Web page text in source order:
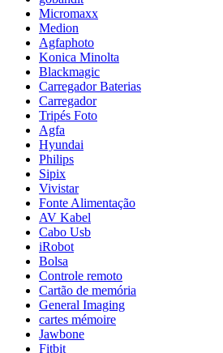
Micromaxx
Medion
Agfaphoto
Konica Minolta
Blackmagic
Carregador Baterias
Carregador
Tripés Foto
Agfa
Hyundai
Philips
Sipix
Vivistar
Fonte Alimentação
AV Kabel
Cabo Usb
iRobot
Bolsa
Controle remoto
Cartão de memória
General Imaging
cartes mémoire
Jawbone
Fitbit